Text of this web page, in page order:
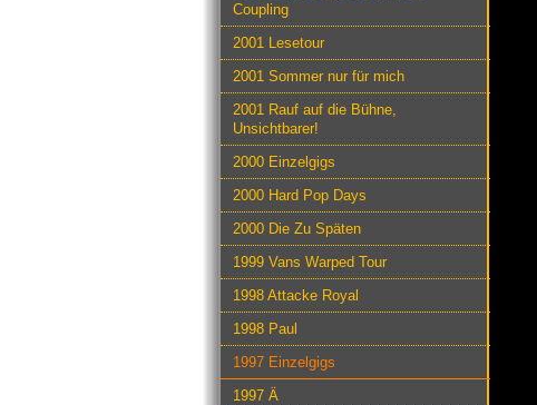
Coupling
2001 Lesetour
2001 Sommer nur für mich
2001 Rauf auf die Bühne,
Unsichtbarer!
2000 Einzelgigs
2000 Hard Pop Days
2000 Die Zu Späten
1999 Vans Warped Tour
1998 Attacke Royal
1998 Paul
1997 Einzelgigs
1997 Ä